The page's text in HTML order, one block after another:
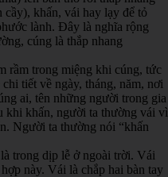
cầy), khấn, vái hay lạy để tỏ
lành. Đây là nghĩa rộng
cúng là thắp nhang
rầm trong miệng khi cúng, tức
tiết về ngày, tháng, năm, nơi
ai, tên những người trong gia
khi khấn, người ta thường vái vì
Người ta thường nói “khấn
trong dịp lễ ở ngoài trời. Vái
này. Vái là chắp hai bàn tay